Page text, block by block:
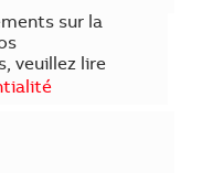
sur la
veuillez lire